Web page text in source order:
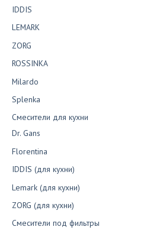
IDDIS
LEMARK
ZORG
ROSSINKA
Milardo
Splenka
Смесители для кухни
Dr. Gans
Florentina
IDDIS (для кухни)
Lemark (для кухни)
ZORG (для кухни)
Смесители под фильтры